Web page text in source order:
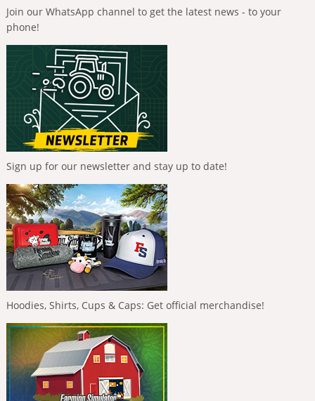
Join our WhatsApp channel to get the latest news - to your
phone!
Sign up for our newsletter and stay up to date!
Hoodies, Shirts, Cups & Caps: Get official merchandise!